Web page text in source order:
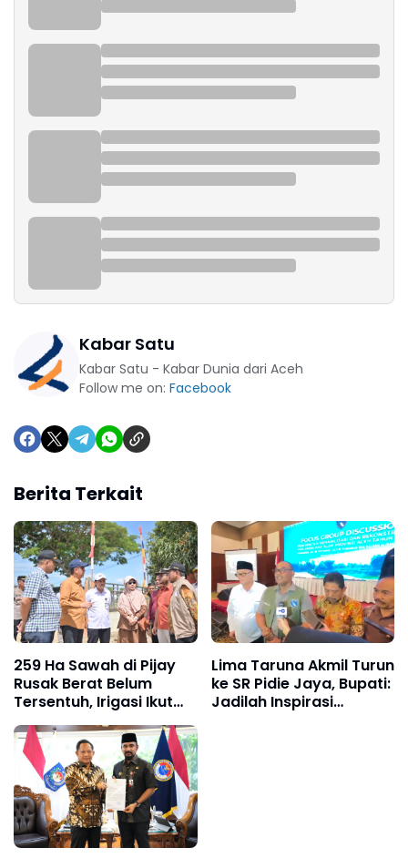
Kabar Satu
Kabar Satu - Kabar Dunia dari Aceh
Follow me on: Facebook
Berita Terkait
259 Ha Sawah di Pijay
Rusak Berat Belum
Tersentuh, Irigasi Ikut
Lumpuh
Lima Taruna Akmil Turun
ke SR Pidie Jaya, Bupati:
Jadilah Inspirasi